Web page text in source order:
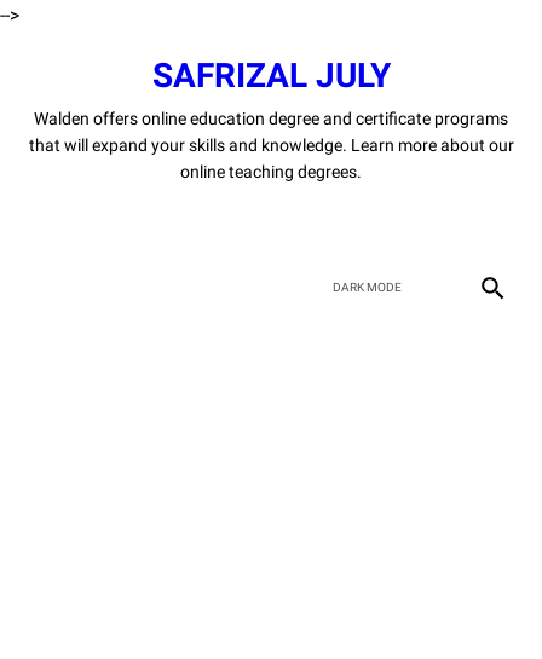
-->
SAFRIZAL JULY
Walden offers online education degree and certificate programs
that will expand your skills and knowledge. Learn more about our
online teaching degrees.